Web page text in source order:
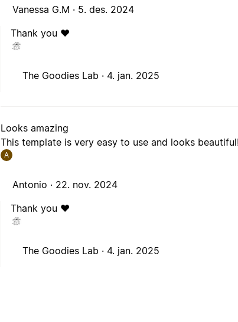
Vanessa G.M · 5. des. 2024
Thank you ❤️
The Goodies Lab · 4. jan. 2025
Looks amazing
This template is very easy to use and looks
A
Antonio · 22. nov. 2024
Thank you ❤️
The Goodies Lab · 4. jan. 2025